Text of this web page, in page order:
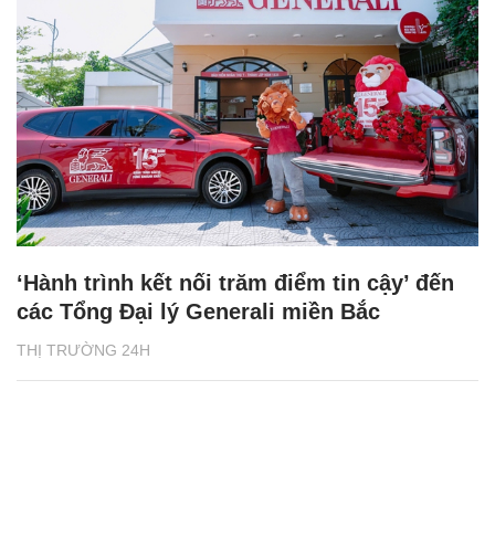
THỊ TRƯỜNG 24H
‘Hành trình kết nối trăm điểm tin cậy’ đến
các Tổng Đại lý Generali miền Bắc